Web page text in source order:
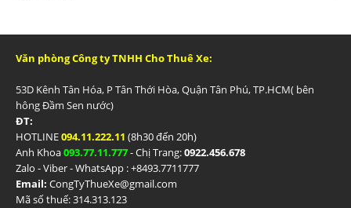
Văn phòng Công ty TNHH Cho Thuê Xe:
53D Kênh Tân Hóa, P Tân Thới Hòa, Quận Tân Phú, TP.HCM( bên
hông Đầm Sen nước)
ĐT:
HOTLINE094.11.222.11 (8h30 đến 20h)
Anh Khoa093.77.11.777- Chị Trang:0922.456.678
Zalo - Viber - WhatsApp : +8493.7711777
Email: CongTyThueXe@gmail.com
Mã số thuế: 314.313.123